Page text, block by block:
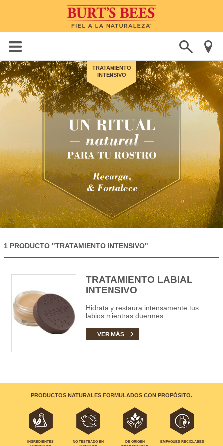
TRATAMIENTO
INTENSIVO
1 PRODUCTO "TRATAMIENTO INTENSIVO"
TRATAMIENTO LABIAL
INTENSIVO
Hidrata y restaura intensamente tus
labios mientras duermes.
VER MÁS
PRODUCTOS NATURALES FORMULADOS CON PROPÓSITO.
INGREDIENTES
NO TESTEADO EN
DE ORIGEN
EMPAQUES RECICLABES